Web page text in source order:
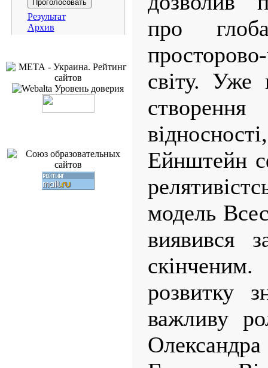
Результат
Архив
про
світу. Уже
створення
Ейнштейн
модель
виявився
розвитку
важливу
Олександра